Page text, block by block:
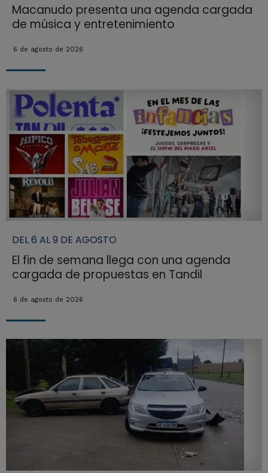
Macanudo presenta una agenda cargada
de música y entretenimiento
6 de agosto de 2026
DEL 6 AL 9 DE AGOSTO
El fin de semana llega con una agenda
cargada de propuestas en Tandil
6 de agosto de 2026